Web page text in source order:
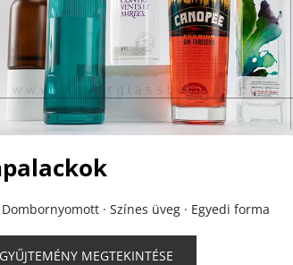
Dombornyomott · Színes üveg · Egyedi forma
GYŰJTEMÉNY MEGTEKINTÉSE